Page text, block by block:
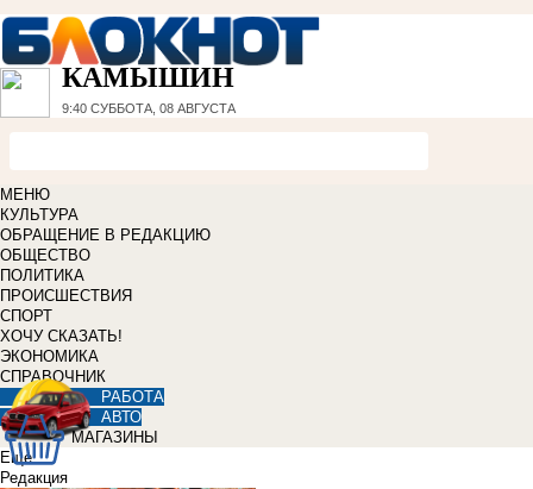
КАМЫШИН
9:40 СУББОТА, 08 АВГУСТА
МЕНЮ
КУЛЬТУРА
ОБРАЩЕНИЕ В РЕДАКЦИЮ
ОБЩЕСТВО
ПОЛИТИКА
ПРОИСШЕСТВИЯ
СПОРТ
ХОЧУ СКАЗАТЬ!
ЭКОНОМИКА
СПРАВОЧНИК
РАБОТА
АВТО
МАГАЗИНЫ
Еще
Редакция